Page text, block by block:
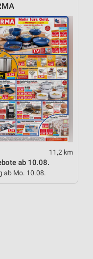
11,2 km
ab 10.08.
ab Mo. 10.08.